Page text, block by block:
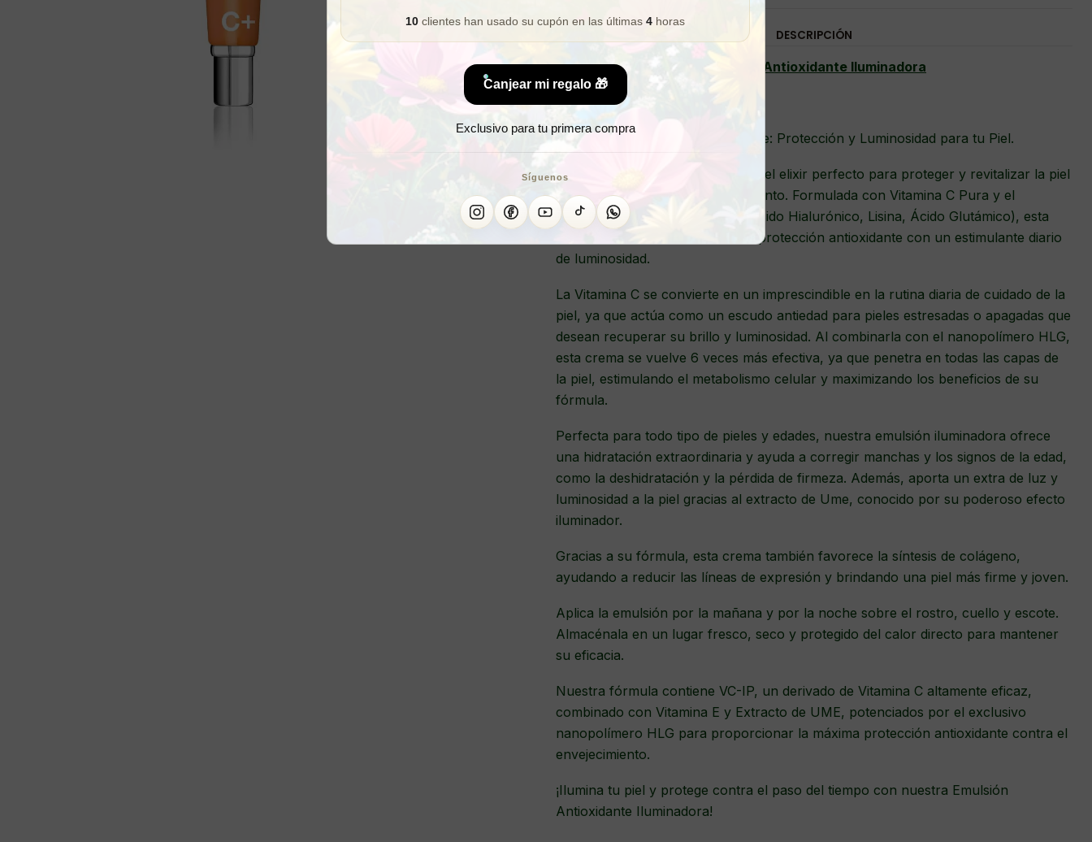
10 clientes han usado su cupón en las últimas 4 horas
Canjear mi regalo 🎁
Exclusivo para tu primera compra
Síguenos
DESCRIPCIÓN
Emulsión Antioxidante Iluminadora
Emulsión Iluminadora Antioxidante: Protección y Luminosidad para tu Piel.
Nuestra emulsión antioxidante es el elixir perfecto para proteger y revitalizar la piel
contra los efectos del envejecimiento. Formulada con Vitamina C Pura y el
nanopolímero patentado HLG (Ácido Hialurónico, Lisina, Ácido Glutámico), esta
crema facial combina la máxima protección antioxidante con un estimulante diario
de luminosidad.
La Vitamina C se convierte en un imprescindible en la rutina diaria de cuidado de la
piel, ya que actúa como un escudo antiedad para pieles estresadas o apagadas que
desean recuperar su brillo y luminosidad. Al combinarla con el nanopolímero HLG,
esta crema se vuelve 6 veces más efectiva, ya que penetra en todas las capas de
la piel, estimulando el metabolismo celular y maximizando los beneficios de su
fórmula.
Perfecta para todo tipo de pieles y edades, nuestra emulsión iluminadora ofrece
una hidratación extraordinaria y ayuda a corregir manchas y los signos de la edad,
como la deshidratación y la pérdida de firmeza. Además, aporta un extra de luz y
luminosidad a la piel gracias al extracto de Ume, conocido por su poderoso efecto
iluminador.
Gracias a su fórmula, esta crema también favorece la síntesis de colágeno,
ayudando a reducir las líneas de expresión y brindando una piel más firme y joven.
Aplica la emulsión por la mañana y por la noche sobre el rostro, cuello y escote.
Almacénala en un lugar fresco, seco y protegido del calor directo para mantener
su eficacia.
Nuestra fórmula contiene VC-IP, un derivado de Vitamina C altamente eficaz,
combinado con Vitamina E y Extracto de UME, potenciados por el exclusivo
nanopolímero HLG para proporcionar la máxima protección antioxidante contra el
envejecimiento.
¡Ilumina tu piel y protege contra el paso del tiempo con nuestra Emulsión
Antioxidante Iluminadora!